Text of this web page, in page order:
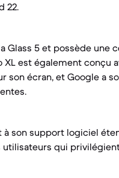
22.
Glass 5 et possède une
XL est également conçu
son écran, et Google a
à son support logiciel
qui